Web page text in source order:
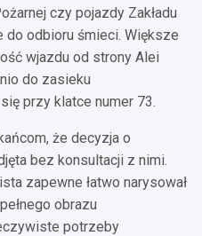
czy pojazdy Zakładu
do odbioru śmieci. Większe
wjazdu od strony Alei
do zasieku
przy klatce numer 73.
że decyzja o
bez konsultacji z nimi.
zapewne łatwo narysował
obrazu
potrzeby